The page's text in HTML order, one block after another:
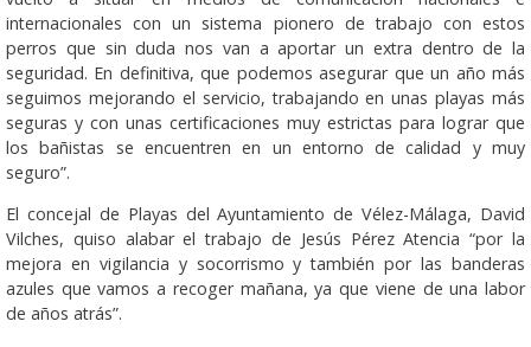
internacionales con un sistema pionero de trabajo con estos
perros que sin duda nos van a aportar un extra dentro de la
seguridad. En definitiva, que podemos asegurar que un año más
seguimos mejorando el servicio, trabajando en unas playas más
seguras y con unas certificaciones muy estrictas para lograr que
los bañistas se encuentren en un entorno de calidad y muy
seguro”.
El concejal de Playas del Ayuntamiento de Vélez-Málaga, David
Vilches, quiso alabar el trabajo de Jesús Pérez Atencia “por la
mejora en vigilancia y socorrismo y también por las banderas
azules que vamos a recoger mañana, ya que viene de una labor
de años atrás”.